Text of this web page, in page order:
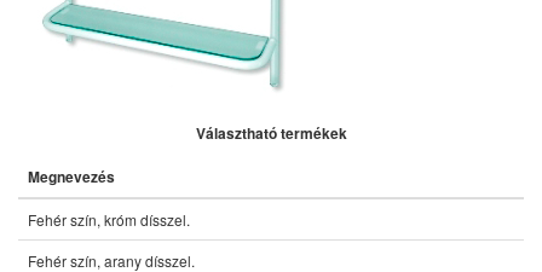
Választható termékek
Megnevezés
Fehér szín, króm dísszel.
Fehér szín, arany dísszel.